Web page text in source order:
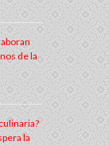
de la
la